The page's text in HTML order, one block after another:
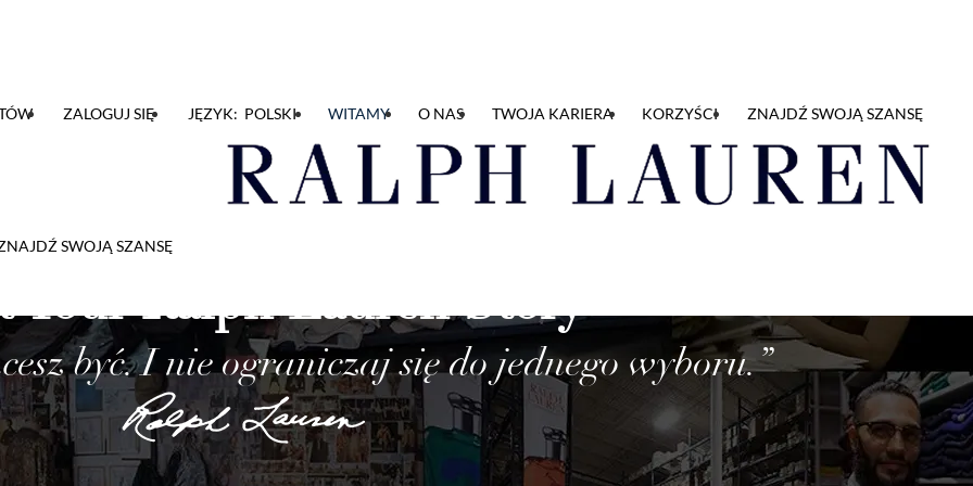
SWOJĄ SZANSĘ
ZALOGUJ SIĘ JĘZYK: POLSKI WITAMY O NAS TWOJA KARIERA KORZYŚCI ZNAJDŹ SWOJĄ SZANSĘ
Your Ralph Lauren Story
być. I nie ograniczaj się do jednego wyboru.”